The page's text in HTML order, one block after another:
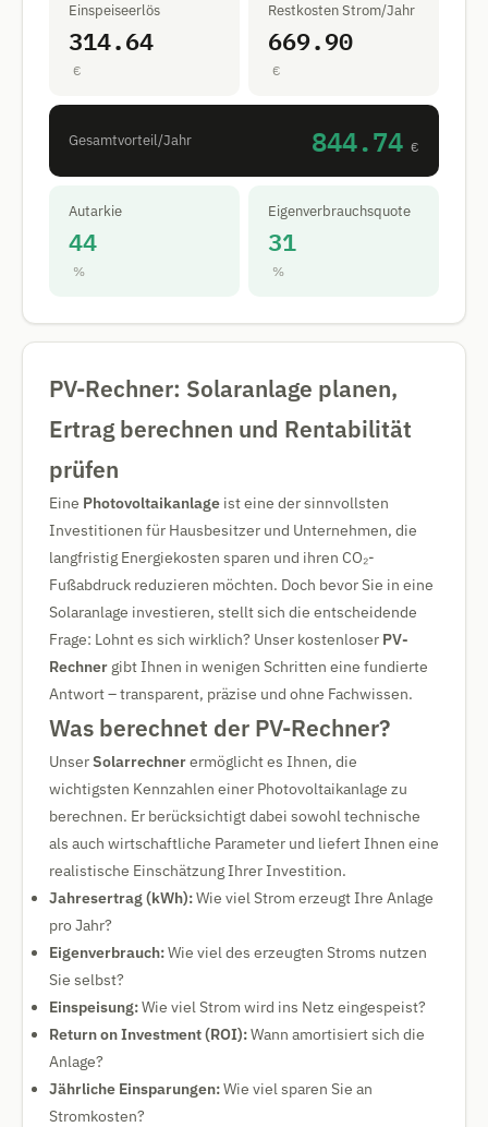
Einspeiseerlös
314.64
€
Restkosten Strom/Jahr
669.90
€
Gesamtvorteil/Jahr 844.74 €
Autarkie
44
%
Eigenverbrauchsquote
31
%
PV-Rechner: Solaranlage planen,
Ertrag berechnen und Rentabilität
prüfen
Eine Photovoltaikanlage ist eine der sinnvollsten
Investitionen für Hausbesitzer und Unternehmen, die
langfristig Energiekosten sparen und ihren CO₂-
Fußabdruck reduzieren möchten. Doch bevor Sie in eine
Solaranlage investieren, stellt sich die entscheidende
Frage: Lohnt es sich wirklich? Unser kostenloser PV-
Rechner gibt Ihnen in wenigen Schritten eine fundierte
Antwort – transparent, präzise und ohne Fachwissen.
Was berechnet der PV-Rechner?
UnserSolarrechnerermöglicht es Ihnen, die
wichtigsten Kennzahlen einer Photovoltaikanlage zu
berechnen. Er berücksichtigt dabei sowohl technische
als auch wirtschaftliche Parameter und liefert Ihnen eine
realistische Einschätzung Ihrer Investition.
Jahresertrag (kWh):Wie viel Strom erzeugt Ihre Anlage
pro Jahr?
Eigenverbrauch:Wie viel des erzeugten Stroms nutzen
Sie selbst?
Einspeisung:Wie viel Strom wird ins Netz eingespeist?
Return on Investment (ROI):Wann amortisiert sich die
Anlage?
Jährliche Einsparungen:Wie viel sparen Sie an
Stromkosten?